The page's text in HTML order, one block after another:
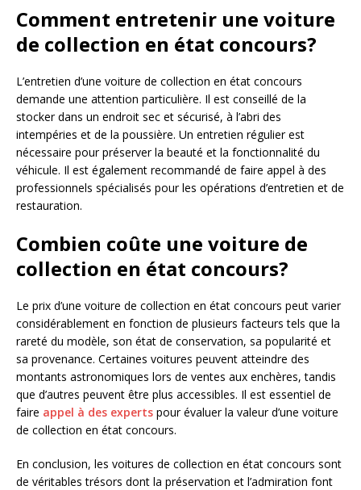
Comment entretenir une voiture
de collection en état concours?
L’entretien d’une voiture de collection en état concours
demande une attention particulière. Il est conseillé de la
stocker dans un endroit sec et sécurisé, à l’abri des
intempéries et de la poussière. Un entretien régulier est
nécessaire pour préserver la beauté et la fonctionnalité du
véhicule. Il est également recommandé de faire appel à des
professionnels spécialisés pour les opérations d’entretien et de
restauration.
Combien coûte une voiture de
collection en état concours?
Le prix d’une voiture de collection en état concours peut varier
considérablement en fonction de plusieurs facteurs tels que la
rareté du modèle, son état de conservation, sa popularité et
sa provenance. Certaines voitures peuvent atteindre des
montants astronomiques lors de ventes aux enchères, tandis
que d’autres peuvent être plus accessibles. Il est essentiel de
faire appel à des experts pour évaluer la valeur d’une voiture
de collection en état concours.
En conclusion, les voitures de collection en état concours sont
de véritables trésors dont la préservation et l’admiration font